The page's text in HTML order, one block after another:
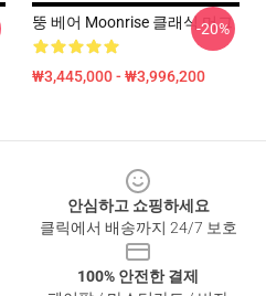
뚱 베어 Moonrise 클래식 머그
₩3,445,000 - ₩3,996,200
-20%
안심하고 쇼핑하세요
클릭에서 배송까지 24/7 보호
100% 안전한 결제